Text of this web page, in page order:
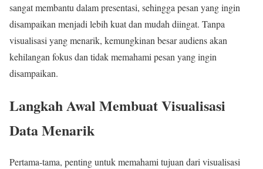
sangat membantu dalam presentasi, sehingga pesan yang ingin
disampaikan menjadi lebih kuat dan mudah diingat. Tanpa
visualisasi yang menarik, kemungkinan besar audiens akan
kehilangan fokus dan tidak memahami pesan yang ingin
disampaikan.
Langkah Awal Membuat Visualisasi
Data Menarik
Pertama-tama, penting untuk memahami tujuan dari visualisasi